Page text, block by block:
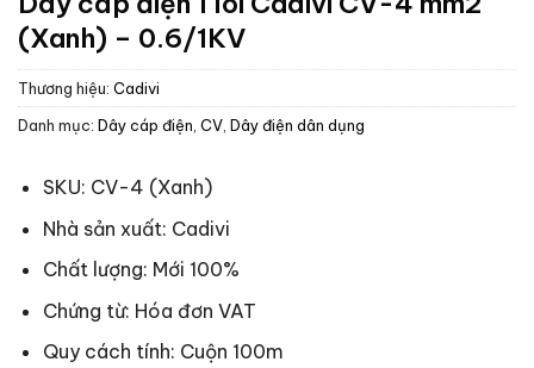
(Xanh) – 0.6/1KV
Thương hiệu: Cadivi
Danh mục: Dây cáp điện CV Dây điện dân dụng
SKU: CV-4 (Xanh)
Nhà sản xuất: Cadivi
Chất lượng: Mới 100%
Chứng từ: Hóa đơn VAT
Quy cách tính: Cuộn 100m